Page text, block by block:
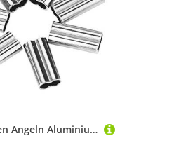
Klemmhülsen Angeln Aluminium Crimpen Loop Sleeve Angeln, 200 Stück Double Barrel Sleeves Angeln Draht Ärmel Angelschnur Tube er Sleeves Kupferrohr-Anschluss(1.6mm*10mm)